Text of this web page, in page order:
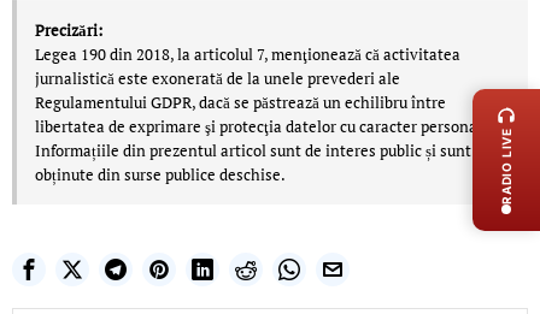
Precizări:
Legea 190 din 2018, la articolul 7, menţionează că activitatea
jurnalistică este exonerată de la unele prevederi ale
Regulamentului GDPR, dacă se păstrează un echilibru între
libertatea de exprimare şi protecţia datelor cu caracter personal.
Informațiile din prezentul articol sunt de interes public și sunt
obținute din surse publice deschise.
RADIO LIVE